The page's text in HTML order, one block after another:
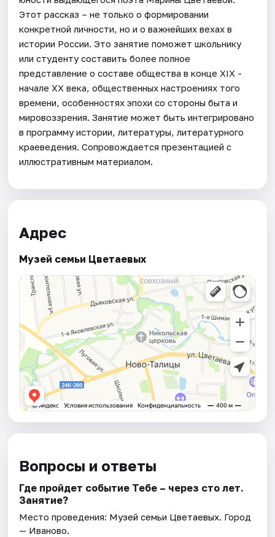
Этот рассказ – не только о формировании
конкретной личности, но и о важнейших вехах в
истории России. Это занятие поможет школьнику
или студенту составить более полное
представление о составе общества в конце XIX -
начале XX века, общественных настроениях того
времени, особенностях эпохи со стороны быта и
мировоззрения. Занятие может быть интегрировано
в программу истории, литературы, литературного
краеведения. Сопровождается презентацией с
иллюстративным материалом.
Адрес
Музей семьи Цветаевых
Вопросы и ответы
Где пройдет событие Тебе – через сто лет.
Занятие?
Место проведения: Музей семьи Цветаевых. Город
— Иваново.